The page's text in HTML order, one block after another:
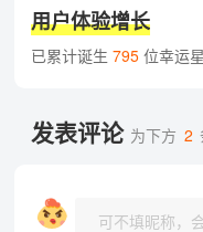
用户体验增长
已累计诞生 795位幸运星
发表评论 为下方 2